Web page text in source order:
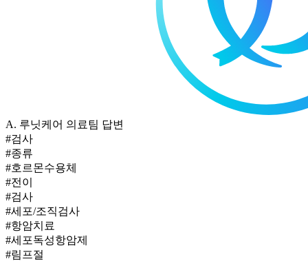
A. 루닛케어 의료팀 답변
#검사
#종류
#호르몬수용체
#전이
#검사
#세포/조직검사
#항암치료
#세포독성항암제
#림프절